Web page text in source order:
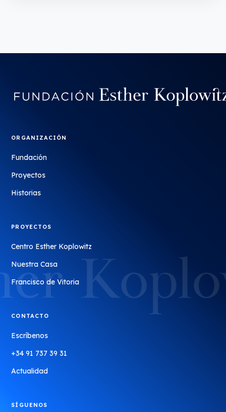
ORGANIZACIÓN
Fundación
Proyectos
Historias
PROYECTOS
Centro Esther Koplowitz
Nuestra Casa
Francisco de Vitoria
CONTACTO
Escríbenos
+34 91 737 39 31
Actualidad
SÍGUENOS